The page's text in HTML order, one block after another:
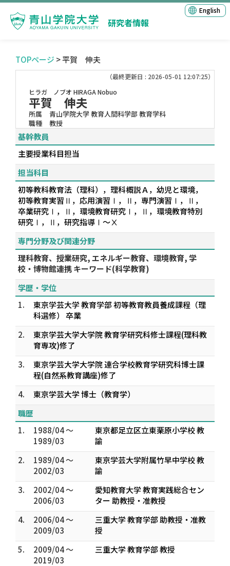
研究者情報
English
TOPページ > 平賀 伸夫
（最終更新日 : 2026-05-01 12:07:25）
ヒラガ ノブオ HIRAGA Nobuo
平賀 伸夫
所属
青山学院大学 教育人間科学部 教育学科
職種
教授
基幹教員
主要授業科目担当
担当科目
初等教科教育法（理科），理科概説Ａ，幼児と環境，
初等教育実習Ⅱ，応用演習Ⅰ，Ⅱ，専門演習Ⅰ，Ⅱ，
卒業研究Ⅰ，Ⅱ，環境教育研究Ⅰ，Ⅱ，環境教育特別
研究Ⅰ，Ⅱ，研究指導Ⅰ～Ⅹ
専門分野及び関連分野
理科教育、授業研究, エネルギー教育、環境教育, 学
校・博物館連携 キーワード(科学教育)
学歴・学位
1.
東京学芸大学 教育学部 初等教育教員養成課程（理
科選修） 卒業
2.
東京学芸大学大学院 教育学研究科修士課程(理科教
育専攻)修了
3.
東京学芸大学大学院 連合学校教育学研究科博士課
程(自然系教育講座)修了
4.
東京学芸大学 博士（教育学）
職歴
1.
1988/04 ～
1989/03
東京都足立区立東栗原小学校 教
諭
2.
1989/04 ～
2002/03
東京学芸大学附属竹早中学校 教
諭
3.
2002/04 ～
2006/03
愛知教育大学 教育実践総合セン
ター 助教授・准教授
4.
2006/04 ～
2009/03
三重大学 教育学部 助教授・准教
授
5.
2009/04 ～
2019/03
三重大学 教育学部 教授